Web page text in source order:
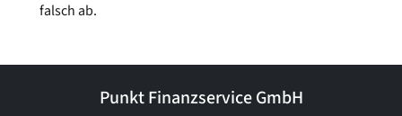
falsch ab.
Punkt Finanzservice GmbH